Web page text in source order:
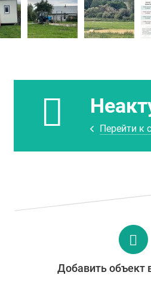
Перейти к
Добавить объект